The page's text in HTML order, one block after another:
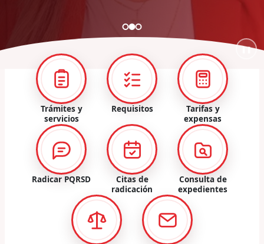
❚❚
Trámites y
servicios
Requisitos
Tarifas y
expensas
Radicar PQRSD
Citas de
radicación
Consulta de
expedientes